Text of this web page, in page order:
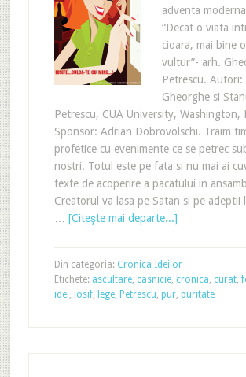
adventa
“Decat o viata
cioara, mai bine
vultur”- arh.
Petrescu. Autori:
Gheorghe si
Petrescu, CUA University, Washington,
Sponsor: Adrian Dobrovolschi. Traim
profetice cu evenimente ce se petrec
nostri. Totul este pe fata si nu mai ai
texte de acoperire a pacatului in
Creatorul va lasa pe Satan si pe adeptii
[Citeşte mai departe...]
Din categoria: Cronica Ideilor
Etichete: ascultare, casnicie, cronica, curat,
idei, iosif, lege, Petrescu, pur, puritate